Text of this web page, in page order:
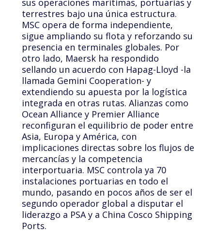
terrestres bajo una única estructura.
MSC opera de forma independiente,
sigue ampliando su flota y reforzando su
presencia en terminales globales. Por
otro lado, Maersk ha respondido
sellando un acuerdo con Hapag-Lloyd -la
llamada Gemini Cooperation- y
extendiendo su apuesta por la logística
integrada en otras rutas. Alianzas como
Ocean Alliance y Premier Alliance
reconfiguran el equilibrio de poder entre
Asia, Europa y América, con
implicaciones directas sobre los flujos de
mercancías y la competencia
interportuaria. MSC controla ya 70
instalaciones portuarias en todo el
mundo, pasando en pocos años de ser el
segundo operador global a disputar el
liderazgo a PSA y a China Cosco Shipping
Ports.